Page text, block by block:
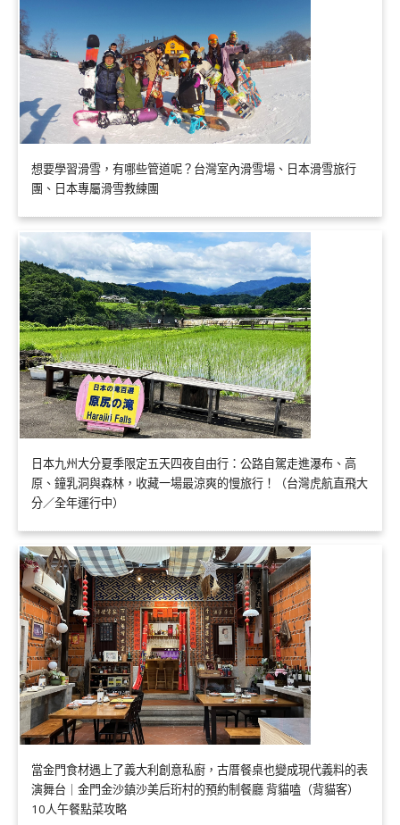
想要學習滑雪，有哪些管道呢？台灣室內滑雪場、日本滑雪旅行
團、日本專屬滑雪教練團
日本九州大分夏季限定五天四夜自由行：公路自駕走進瀑布、高
原、鐘乳洞與森林，收藏一場最涼爽的慢旅行！（台灣虎航直飛大
分／全年運行中）
當金門食材遇上了義大利創意私廚，古厝餐桌也變成現代義料的表
演舞台｜金門金沙鎮沙美后珩村的預約制餐廳 背貓嗑（背貓客）
10人午餐點菜攻略